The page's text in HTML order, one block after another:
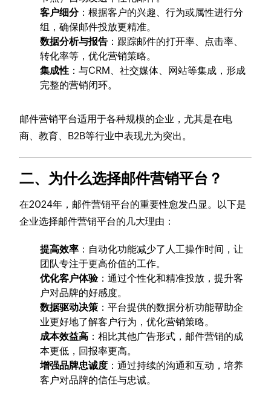
客户细分：根据客户的兴趣、行为或属性进行分
组，确保邮件投放更精准。
数据分析与报告 ：跟踪邮件的打开率、点击率、
转化率等，优化营销策略。
集成性 ：与CRM、社交媒体、网站等集成，形成
完整的营销闭环。
邮件营销平台适用于各种规模的企业，尤其是在电
商、教育、B2B等行业中表现尤为突出。
二、为什么选择邮件营销平台？
在2024年，邮件营销平台的重要性愈发凸显。以下是
企业选择邮件营销平台的几大理由：
提高效率 ：自动化功能减少了人工操作时间，让
团队专注于更高价值的工作。
优化客户体验：通过个性化和精准投放，提升客
户对品牌的好感度。
数据驱动决策 ：平台提供的数据分析功能帮助企
业更好地了解客户行为，优化营销策略。
成本效益高 ：相比其他广告形式，邮件营销的成
本更低，回报率更高。
增强品牌忠诚度 ：通过持续的沟通和互动，培养
客户对品牌的信任与忠诚。